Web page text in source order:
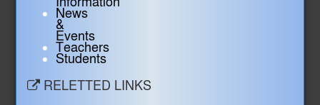
News
&
Events
Teachers
Students
RELETTED LINKS